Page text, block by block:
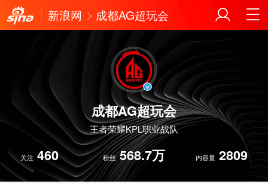
新浪网 成都AG超玩会
成都AG超玩会
王者荣耀KPL职业战队
关注 460 粉丝 568.7万 内容量 2809